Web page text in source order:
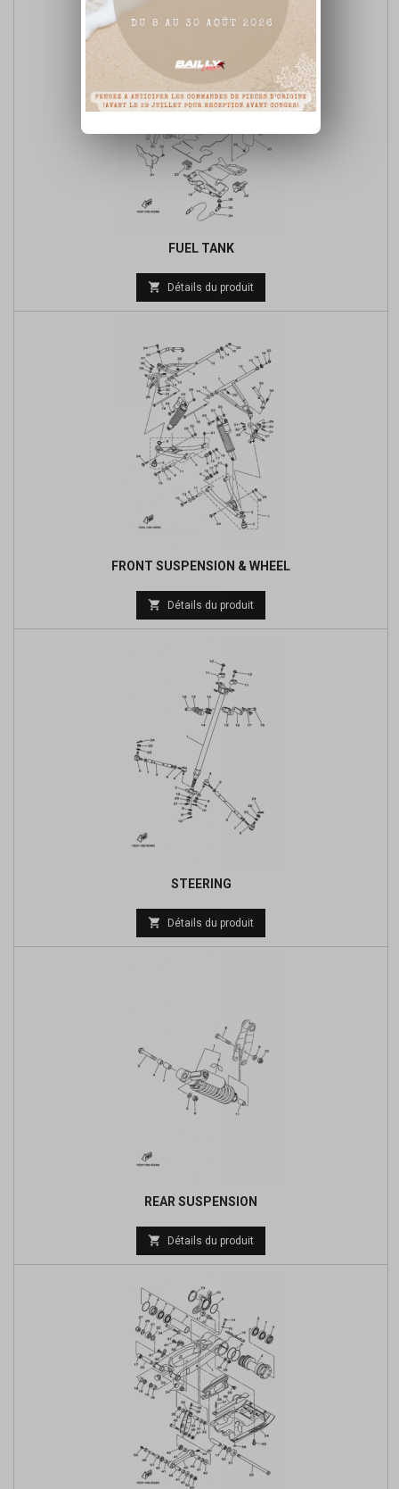
FUEL TANK
Prix
de
 Détails du produit
FRONT SUSPENSION & WHEEL
Prix
de
 Détails du produit
STEERING
Prix
de
 Détails du produit
REAR SUSPENSION
Prix
de
 Détails du produit